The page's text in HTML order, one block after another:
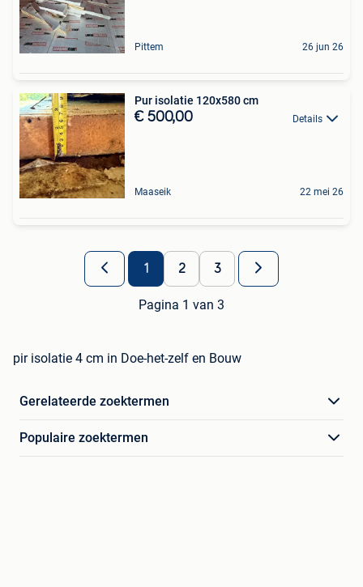
Pittem 26 jun 26
Pur isolatie 120x580 cm
€ 500,00 Details
Maaseik 22 mei 26
1 2 3
Pagina 1 van 3
pir isolatie 4 cm in Doe-het-zelf en Bouw
Gerelateerde zoektermen
Populaire zoektermen